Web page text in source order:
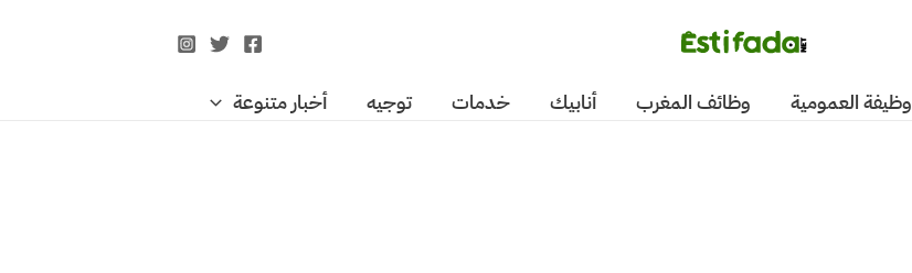
وظيفة العمومية وظائف المغرب أنابيك خدمات توجيه أخبار متنوعة